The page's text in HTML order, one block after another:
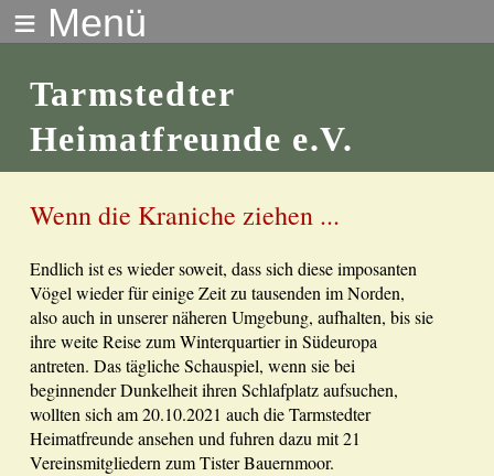
≡ Menü
Tarmstedter
Heimatfreunde e.V.
Wenn die Kraniche ziehen ...
Endlich ist es wieder soweit, dass sich diese imposanten
Vögel wieder für einige Zeit zu tausenden im Norden,
also auch in unserer näheren Umgebung, aufhalten, bis sie
ihre weite Reise zum Winterquartier in Südeuropa
antreten. Das tägliche Schauspiel, wenn sie bei
beginnender Dunkelheit ihren Schlafplatz aufsuchen,
wollten sich am 20.10.2021 auch die Tarmstedter
Heimatfreunde ansehen und fuhren dazu mit 21
Vereinsmitgliedern zum Tister Bauernmoor.